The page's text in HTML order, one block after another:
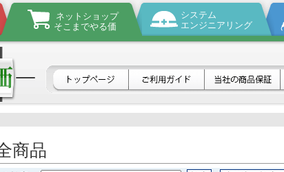
ネットショップ
そこまでやる価
システム
エンジニアリング
商品